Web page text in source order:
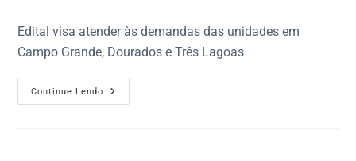
Edital visa atender às demandas das unidades em
Campo Grande, Dourados e Três Lagoas
Continue Lendo